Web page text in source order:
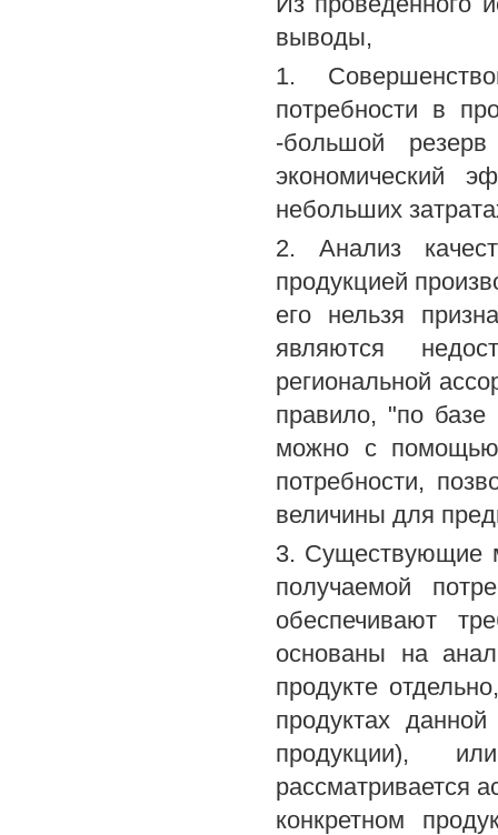
выводы,
1.
потребности в
-большой
экономический
небольших
2. Анализ
продукцией
его нельзя
являются
региональной
правило, "по базе
можно с помощью
потребности,
величины для
3. Существующие
получаемой
обеспечивают
основаны на
продукте
продуктах
продукции),
рассматривается
конкретном